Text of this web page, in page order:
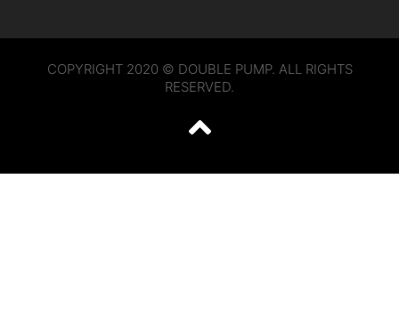
COPYRIGHT 2020 © DOUBLE PUMP. ALL RIGHTS
RESERVED.